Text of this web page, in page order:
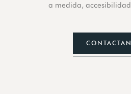
a medida,